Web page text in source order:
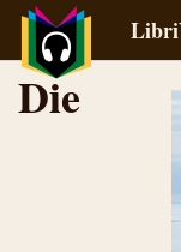
Die